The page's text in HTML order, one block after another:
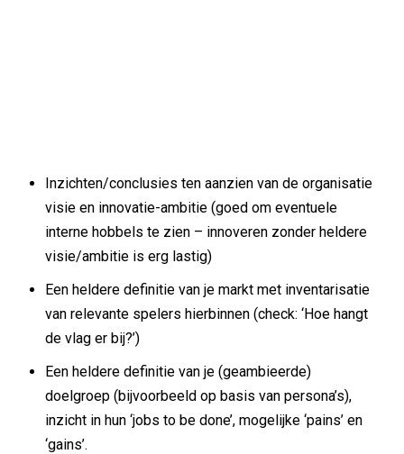
Inzichten/conclusies ten aanzien van de organisatie
visie en innovatie-ambitie (goed om eventuele
interne hobbels te zien – innoveren zonder heldere
visie/ambitie is erg lastig)
Een heldere definitie van je markt met inventarisatie
van relevante spelers hierbinnen (check: ‘Hoe hangt
de vlag er bij?’)
Een heldere definitie van je (geambieerde)
doelgroep (bijvoorbeeld op basis van persona’s),
inzicht in hun ‘jobs to be done’, mogelijke ‘pains’ en
‘gains’.